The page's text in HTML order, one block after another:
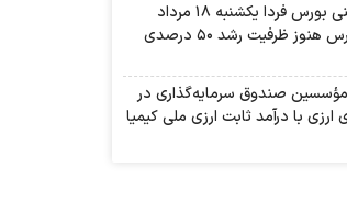
پیش‌بینی بورس فردا یکشنبه ۱۸ مرداد
۱۴۰۵| بورس هنوز ظرفیت رشد ۵۰ درصدی
صندوق سرمایه‌گذاری در
ارزی با درآمد ثابت ارزی ملی کیمیا